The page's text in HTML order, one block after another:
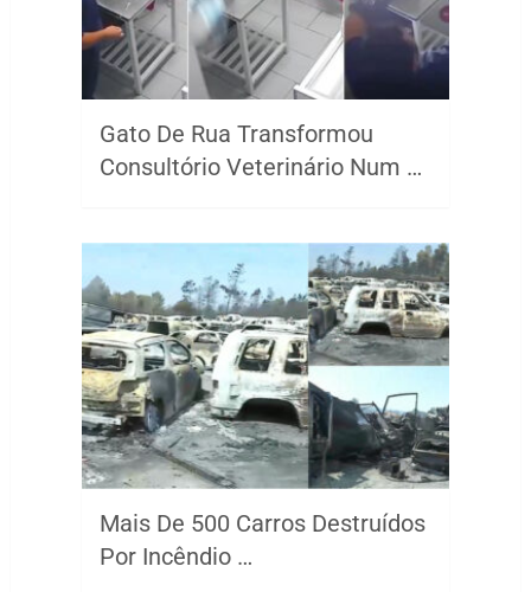
Gato De Rua Transformou
Consultório Veterinário Num …
Mais De 500 Carros Destruídos
Por Incêndio …